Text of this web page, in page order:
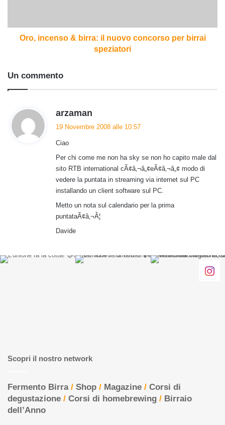
birrai
speziatori
Oro, incenso & birra: il nuovo concorso per birrai
speziatori
Un commento
arzaman
t
t
o
:
19 Novembre 2008 alle 10:57
Ciao
Per chi come me non ha sky se non ho capito male dal
sito RTB international cÃ¢â‚¬â„¢eÃ¢â‚¬â„¢ modo di
vedere la puntata in streaming via internet sul PC
installando un client software sul PC.
Metto un nota sul calendario per la prima
puntataÃ¢â‚¬Â¦
Davide
Scopri il nostro network
Fermento Birra/ Shop / Magazine / Corsi di
degustazione / Corsi di homebrewing / Birraio
dell’Anno